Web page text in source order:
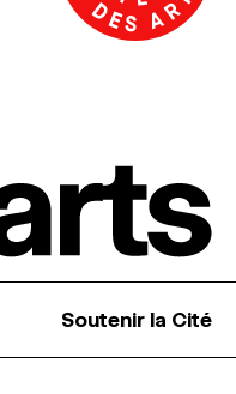
Soutenir la Cité